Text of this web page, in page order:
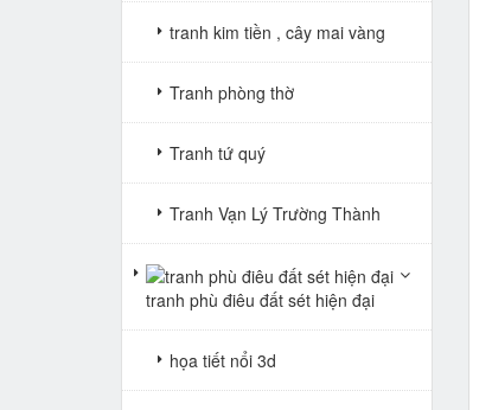
tranh kim tiền , cây mai vàng
Tranh phòng thờ
Tranh tứ quý
Tranh Vạn Lý Trường Thành
tranh phù điêu đất sét hiện đại
họa tiết nổi 3d